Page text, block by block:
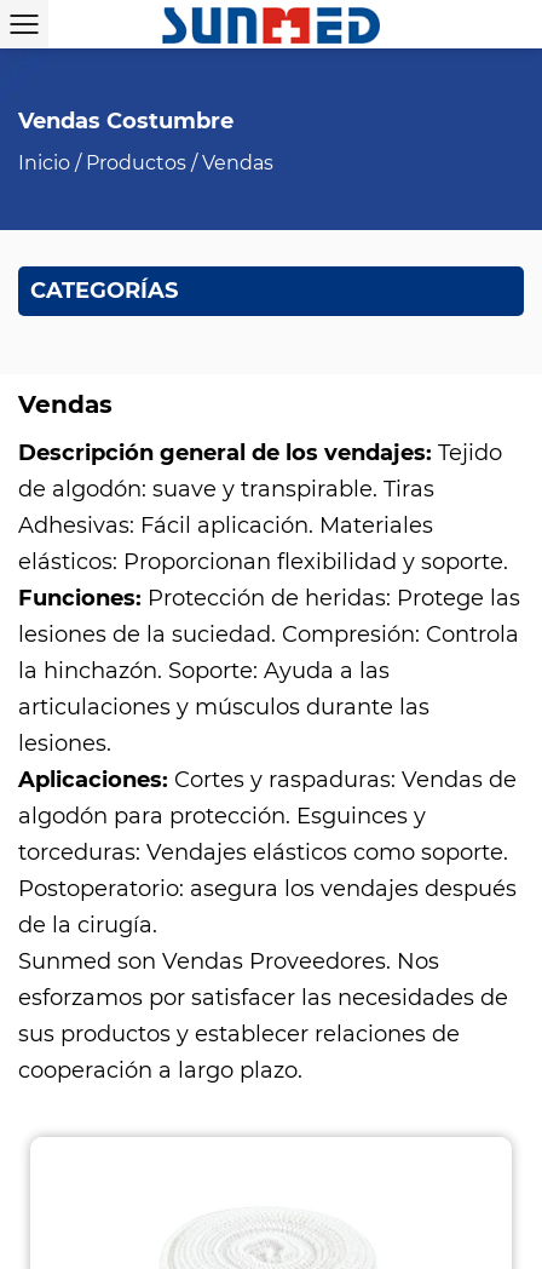
Vendas Costumbre
Inicio / Productos /Vendas
CATEGORÍAS
Vendas
Descripción general de los vendajes: Tejido
de algodón: suave y transpirable. Tiras
Adhesivas: Fácil aplicación. Materiales
elásticos: Proporcionan flexibilidad y soporte.
Funciones: Protección de heridas: Protege las
lesiones de la suciedad. Compresión: Controla
la hinchazón. Soporte: Ayuda a las
articulaciones y músculos durante las
lesiones.
Aplicaciones: Cortes y raspaduras: Vendas de
algodón para protección. Esguinces y
torceduras: Vendajes elásticos como soporte.
Postoperatorio: asegura los vendajes después
de la cirugía.
Sunmed son Vendas Proveedores. Nos
esforzamos por satisfacer las necesidades de
sus productos y establecer relaciones de
cooperación a largo plazo.